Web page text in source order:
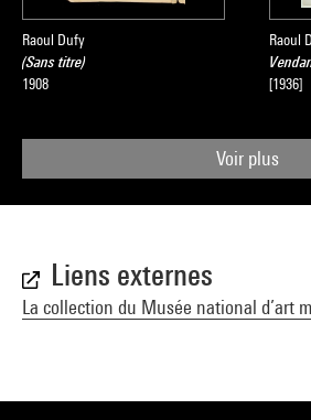
Raoul Dufy
(Sans titre)
1908
Raoul
[1936]
Voir plus
Liens externes
La collection du Musée national d’art